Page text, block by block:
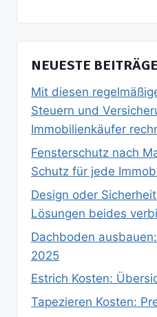
NEUESTE BEITRÄGE
Mit diesen
Steuern und
Immobilienkäufer
Fensterschutz nach
Schutz für jede
Design oder
Lösungen beides
Dachboden
2025
Estrich Kosten:
Tapezieren Kosten: